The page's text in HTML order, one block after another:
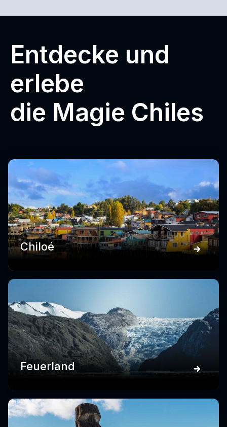
Entdecke und
erlebe
die Magie Chiles
Chiloé
Feuerland